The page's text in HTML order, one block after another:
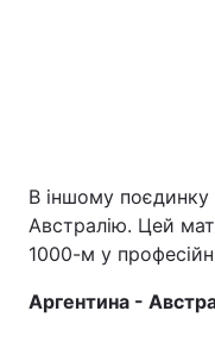
В іншому поєдинку
Австралію. Цей
1000-м у
Аргентина -